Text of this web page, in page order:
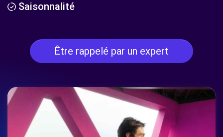
Saisonnalité
Être rappelé par un expert